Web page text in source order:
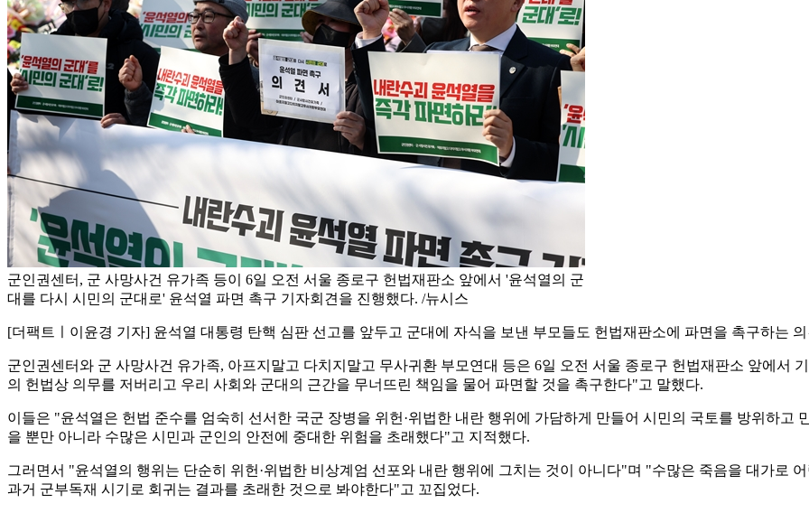
군인권센터, 군 사망사건 유가족 등이 6일 오전 서울 종로구 헌법재판소 앞에서 '윤석열의 군
대를 다시 시민의 군대로' 윤석열 파면 촉구 기자회견을 진행했다. /뉴시스
[더팩트ㅣ이윤경 기자] 윤석열 대통령 탄핵 심판 선고를 앞두고 군대에 자식을 보낸 부모들도 헌법재판소에 파면을 촉구하는
군인권센터와 군 사망사건 유가족, 아프지말고 다치지말고 무사귀환 부모연대 등은 6일 오전 서울 종로구 헌법재판소 앞에서
의 헌법상 의무를 저버리고 우리 사회와 군대의 근간을 무너뜨린 책임을 물어 파면할 것을 촉구한다"고 말했다.
이들은 "윤석열은 헌법 준수를 엄숙히 선서한 국군 장병을 위헌·위법한 내란 행위에 가담하게 만들어 시민의 국토를 방위하고
을 뿐만 아니라 수많은 시민과 군인의 안전에 중대한 위험을 초래했다"고 지적했다.
그러면서 "윤석열의 행위는 단순히 위헌·위법한 비상계엄 선포와 내란 행위에 그치는 것이 아니다"며 "수많은 죽음을 대가로
과거 군부독재 시기로 회귀는 결과를 초래한 것으로 봐야한다"고 꼬집었다.